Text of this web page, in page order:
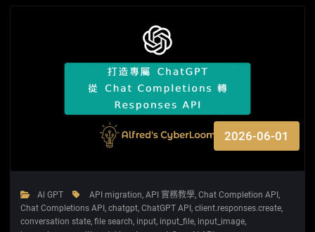
2026-06-01
Al GPT API migration,API 實務教學,Chat Completion API,
Chat Completions API,chatgpt,ChatGPT API,client.responses.create,
conversation state,file search, input, input_file, input_image,